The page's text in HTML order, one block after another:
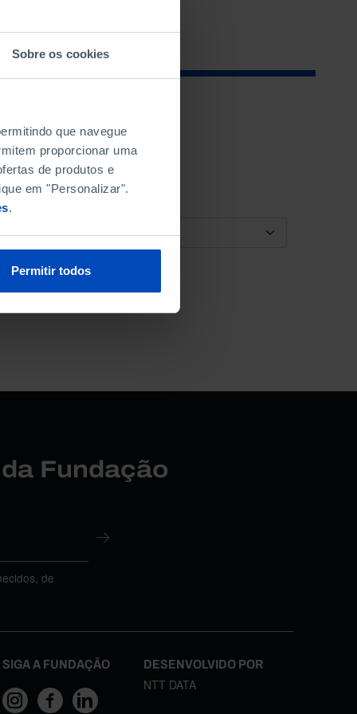
Sobre os cookies
que navegue
proporcionar uma
de produtos e
em "Personalizar".
.
Permitir todos
ORDENAR POR
Fundação
de
SIGA A FUNDAÇÃO DESENVOLVIDO POR
NTT DATA